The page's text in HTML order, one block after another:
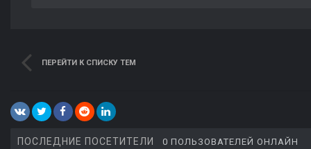
ПЕРЕЙТИ К СПИСКУ ТЕМ
ПОСЛЕДНИЕ ПОСЕТИТЕЛИ 0 ПОЛЬЗОВАТЕЛЕЙ ОНЛАЙН